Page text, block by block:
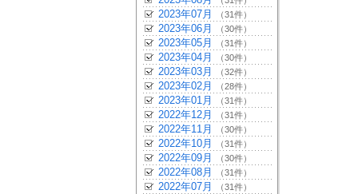
2023年07月 （31件）
2023年06月 （30件）
2023年05月 （31件）
2023年04月 （30件）
2023年03月 （32件）
2023年02月 （28件）
2023年01月 （31件）
2022年12月 （31件）
2022年11月 （30件）
2022年10月 （31件）
2022年09月 （30件）
2022年08月 （31件）
2022年07月 （31件）